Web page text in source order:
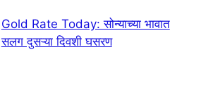
Gold Rate Today: सोन्याच्या भावात
सलग दुसऱ्या दिवशी घसरण